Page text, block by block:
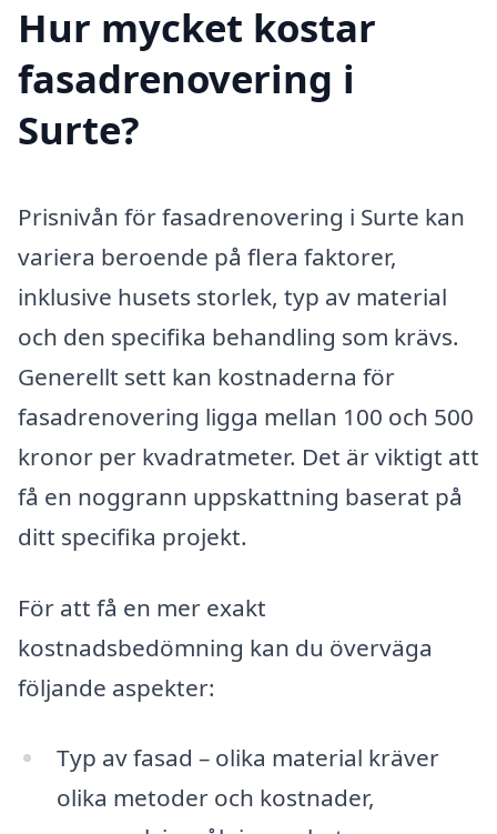
Hur mycket kostar
fasadrenovering i
Surte?
Prisnivån för fasadrenovering i Surte kan
variera beroende på flera faktorer,
inklusive husets storlek, typ av material
och den specifika behandling som krävs.
Generellt sett kan kostnaderna för
fasadrenovering ligga mellan 100 och 500
kronor per kvadratmeter. Det är viktigt att
få en noggrann uppskattning baserat på
ditt specifika projekt.
För att få en mer exakt
kostnadsbedömning kan du överväga
följande aspekter:
Typ av fasad – olika material kräver
olika metoder och kostnader,